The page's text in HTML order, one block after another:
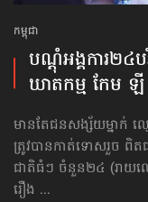
កម្ពុជា
បណ្ដុំអង្គការ​២៤​ប
ឃាតកម្ម កែម ឡី
មានតែជនសង្ស័យម្នាក់
ត្រូវបានកាត់ទោសរួច ពិតជ
ជាតិធំៗ ចំនួន២៤ (រាយឈ្
រឿង ...